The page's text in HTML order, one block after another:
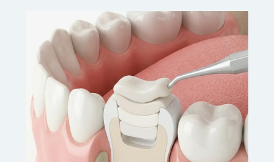
REABILITAÇÃO ORAL
Implantes Dentários
Reposição de dentes com aparência, função e
sensação natural.
VER DETALHES